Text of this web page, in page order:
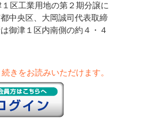
区工業用地の第２期分譲に
中央区、大岡誠司代表取締
御津１区内南側の約４・４
きをお読みいただけます。